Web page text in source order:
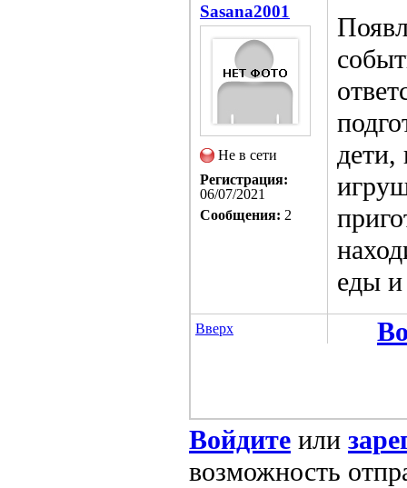
Sasana2001
Не в сети
Регистрация:
06/07/2021
Сообщения: 2
дети,
еды и
Вверх
Войдите или
возможность